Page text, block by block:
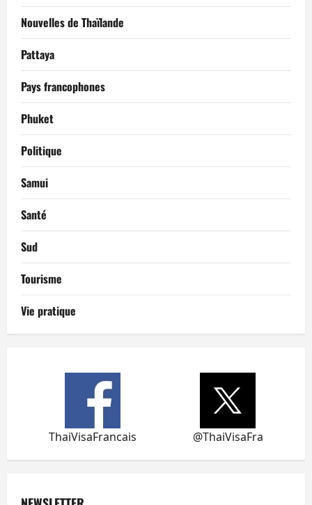
Nouvelles de Thaïlande
Pattaya
Pays francophones
Phuket
Politique
Samui
Santé
Sud
Tourisme
Vie pratique
ThaiVisaFrancais @ThaiVisaFra